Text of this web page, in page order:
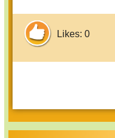
Likes: 0